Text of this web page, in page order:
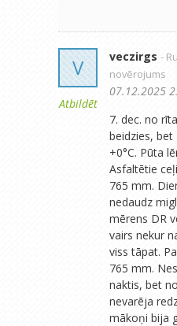
V
Atbildēt
veczirgs -
novērojums
07.12.2025
7. dec. no
beidzies, bet
+0°C. Pūta
Asfaltētie
765 mm.
nedaudz
mērens DR
vairs nekur
viss tāpat.
765 mm.
naktis, bet
nevarēja
mākoņi bija